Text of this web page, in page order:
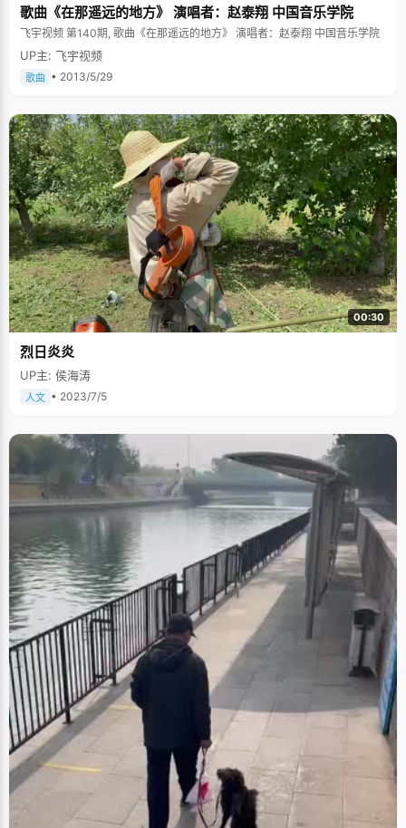
歌曲《在那遥远的地方》 演唱者：赵泰翔 中国音乐学院
飞宇视频 第140期, 歌曲《在那遥远的地方》 演唱者：赵泰翔 中国音乐学院
UP主: 飞宇视频
歌曲 • 2013/5/29
00:30
烈日炎炎
UP主: 侯海涛
人文 • 2023/7/5